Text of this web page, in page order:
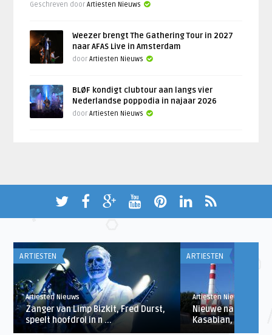
Geschreven doorArtiesten Nieuws
Weezer brengt The Gathering Tour in 2027
naar AFAS Live in Amsterdam
doorArtiesten Nieuws
BLØF kondigt clubtour aan langs vier
Nederlandse poppodia in najaar 2026
doorArtiesten Nieuws
ARTIESTEN
Artiesten Nieuws
Zanger van Limp Bizkit, Fred Durst,
speelt hoofdrol in n ...
ARTIESTEN
Artiesten Nieuws
Nieuwe namen
Kasabian, Miike